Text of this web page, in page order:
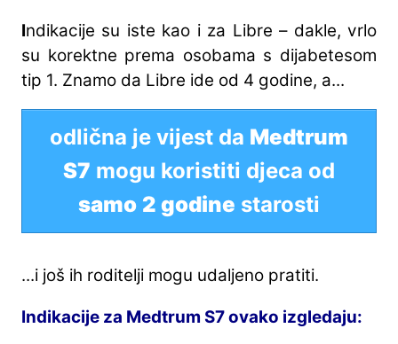
Indikacije su iste kao i za Libre – dakle, vrlo
su korektne prema osobama s dijabetesom
tip 1. Znamo da Libre ide od 4 godine, a...
odlična je vijest da Medtrum
S7 mogu koristiti djeca od
samo 2 godine starosti
...i još ih roditelji mogu udaljeno pratiti.
Indikacije za Medtrum S7 ovako izgledaju: